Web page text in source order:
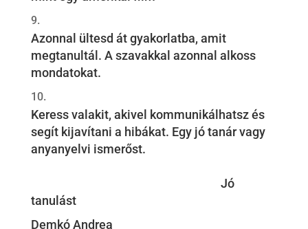
Azonnal ültesd át gyakorlatba, amit
megtanultál. A szavakkal azonnal alkoss
mondatokat.
Keress valakit, akivel kommunikálhatsz és
segít kijavítani a hibákat. Egy jó tanár vagy
anyanyelvi ismerőst.
Jó
tanulást
Demkó Andrea